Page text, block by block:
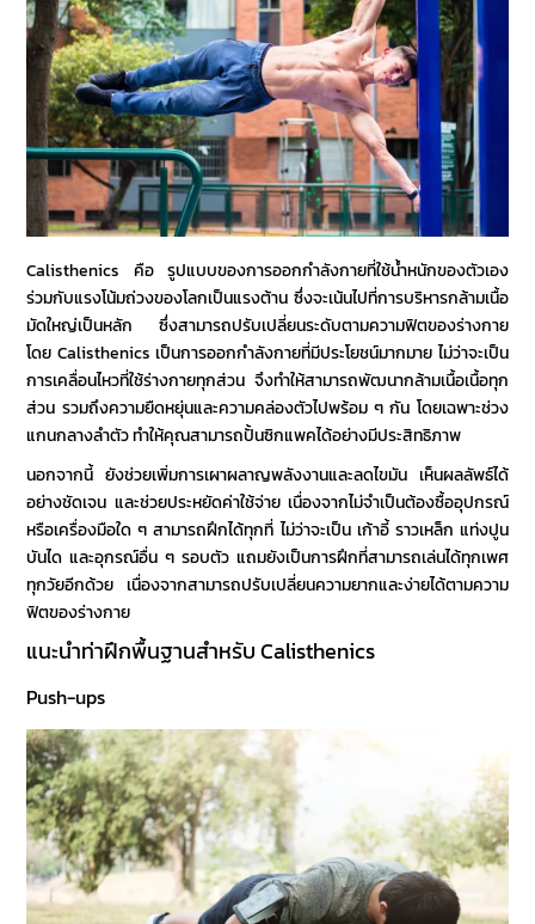
Calisthenics คือรูปแบบของการออกกำลังกายที่ใช้น้ำหนักของตัวเอง
ร่วมกับแรงโน้มถ่วงของโลกเป็นแรงต้าน ซึ่งจะเน้นไปที่การบริหารกล้ามเนื้อ
มัดใหญ่เป็นหลัก ซึ่งสามารถปรับเปลี่ยนระดับตามความฟิตของร่างกาย
โดย Calisthenics เป็นการออกกำลังกายที่มีประโยชน์มากมาย ไม่ว่าจะเป็น
การเคลื่อนไหวที่ใช้ร่างกายทุกส่วน จึงทำให้สามารถพัฒนากล้ามเนื้อเนื้อทุก
ส่วน รวมถึงความยืดหยุ่นและความคล่องตัวไปพร้อม ๆ กัน โดยเฉพาะช่วง
แกนกลางลำตัว ทำให้คุณสามารถปั้นซิกแพคได้อย่างมีประสิทธิภาพ
นอกจากนี้ ยังช่วยเพิ่มการเผาผลาญพลังงานและลดไขมัน เห็นผลลัพธ์ได้
อย่างชัดเจน และช่วยประหยัดค่าใช้จ่าย เนื่องจากไม่จำเป็นต้องซื้ออุปกรณ์
หรือเครื่องมือใด ๆ สามารถฝึกได้ทุกที่ ไม่ว่าจะเป็น เก้าอี้ ราวเหล็ก แท่งปูน
บันได และอุกรณ์อื่น ๆ รอบตัว แถมยังเป็นการฝึกที่สามารถเล่นได้ทุกเพศ
ทุกวัยอีกด้วย เนื่องจากสามารถปรับเปลี่ยนความยากและง่ายได้ตามความ
ฟิตของร่างกาย
แนะนำท่าฝึกพื้นฐานสำหรับCalisthenics
Push-ups